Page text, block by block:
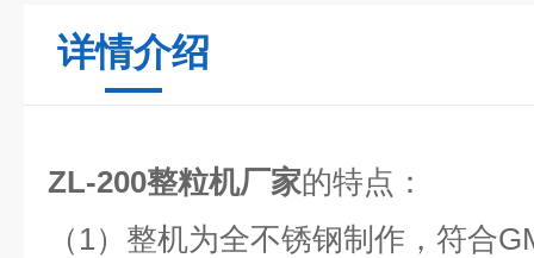
详情介绍
ZL-200整粒机厂家的特点：
（1）整机为全不锈钢制作，符合